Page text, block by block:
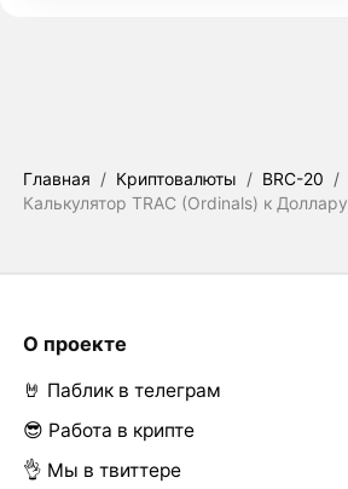
Главная / Криптовалюты / BRC-20 /
Калькулятор TRAC (Ordinals) к Доллару
О проекте
🤘 Паблик в телеграм
😎 Работа в крипте
👌 Мы в твиттере